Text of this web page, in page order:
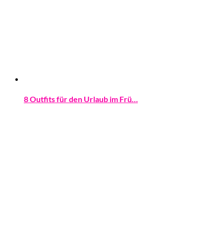
8 Outfits für den Urlaub im Frü…